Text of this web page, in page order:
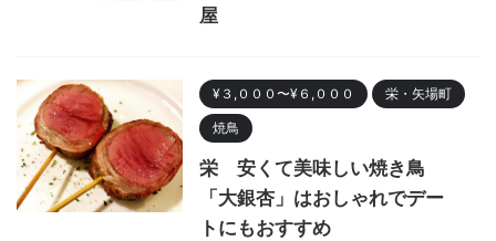
屋
¥３,０００〜¥６,０００ 栄・矢場町
焼鳥
栄 安くて美味しい焼き鳥
「大銀杏」はおしゃれでデー
トにもおすすめ